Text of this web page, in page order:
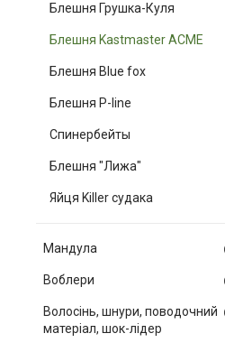
Блешня Грушка-Куля
Блешня Kastmaster ACME
Блешня Blue fox
Блешня P-line
Спинербейты
Блешня "Лижа"
Яйця Killer судака
Мандула
Воблери
Волосінь, шнури, поводочний
матеріал, шок-лідер